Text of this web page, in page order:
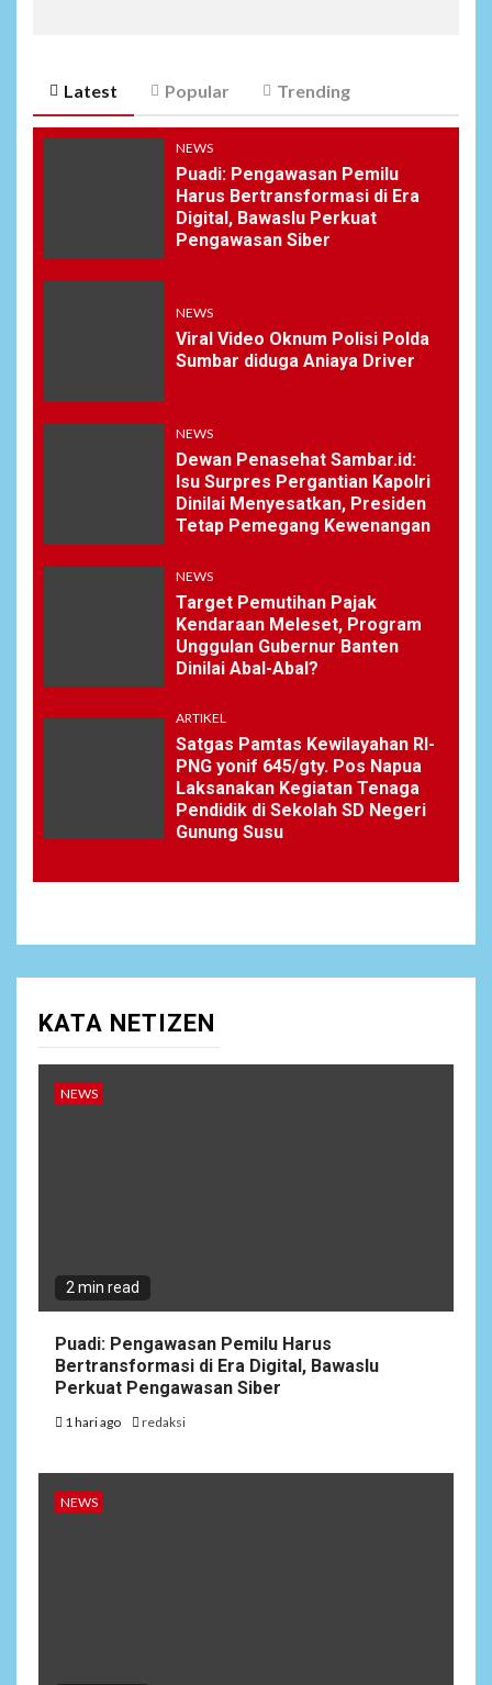
Latest Popular Trending
NEWS
Puadi: Pengawasan Pemilu
Harus Bertransformasi di Era
Digital, Bawaslu Perkuat
Pengawasan Siber
NEWS
Viral Video Oknum Polisi Polda
Sumbar diduga Aniaya Driver
NEWS
Dewan Penasehat Sambar.id:
Isu Surpres Pergantian Kapolri
Dinilai Menyesatkan, Presiden
Tetap Pemegang Kewenangan
NEWS
Target Pemutihan Pajak
Kendaraan Meleset, Program
Unggulan Gubernur Banten
Dinilai Abal-Abal?
ARTIKEL
Satgas Pamtas Kewilayahan RI-
PNG yonif 645/gty. Pos Napua
Laksanakan Kegiatan Tenaga
Pendidik di Sekolah SD Negeri
Gunung Susu
KATA NETIZEN
NEWS
2 min read
Puadi: Pengawasan Pemilu Harus
Bertransformasi di Era Digital, Bawaslu
Perkuat Pengawasan Siber
1 hari ago redaksi
NEWS